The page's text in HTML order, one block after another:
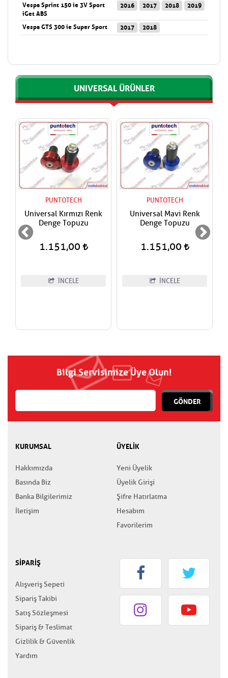
Vespa Sprint 150 ie 3V Sport
iGet ABS
2016 2017 2018 2019
Vespa GTS 300 ie Super Sport 2017 2018
UNIVERSAL ÜRÜNLER
PUNTOTECH
Universal Kırmızı Renk
Denge Topuzu
1.151,00
İNCELE
PUNTOTECH
Universal Mavi Renk
Denge Topuzu
1.151,00
İNCELE
Bilgi Servisimize Üye Olun!
GÖNDER
KURUMSAL
Hakkımızda
Basında Biz
Banka Bilgilerimiz
İletişim
ÜYELİK
Yeni Üyelik
Üyelik Girişi
Şifre Hatırlatma
Hesabım
Favorilerim
SİPARİŞ
Alışveriş Sepeti
Sipariş Takibi
Satış Sözleşmesi
Sipariş & Teslimat
Gizlilik & Güvenlik
Yardım